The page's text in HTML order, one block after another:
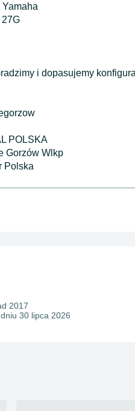
i dopasujemy
POLSKA
Gorzów Wlkp
Polska
2017
30 lipca 2026